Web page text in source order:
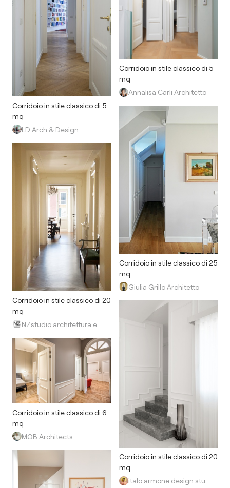
Corridoio in stile classico di 5
mq
LD Arch & Design
Corridoio in stile classico di 20
mq
Corridoio in stile classico di 6
mq
MOB Architects
Corridoio in stile classico di 5
mq
Annalisa Carli Architetto
Corridoio in stile classico di 25
mq
Giulia Grillo Architetto
Corridoio in stile classico di 20
mq